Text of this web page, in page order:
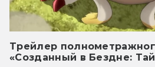
Трейлер
«Созданный в Бездне: